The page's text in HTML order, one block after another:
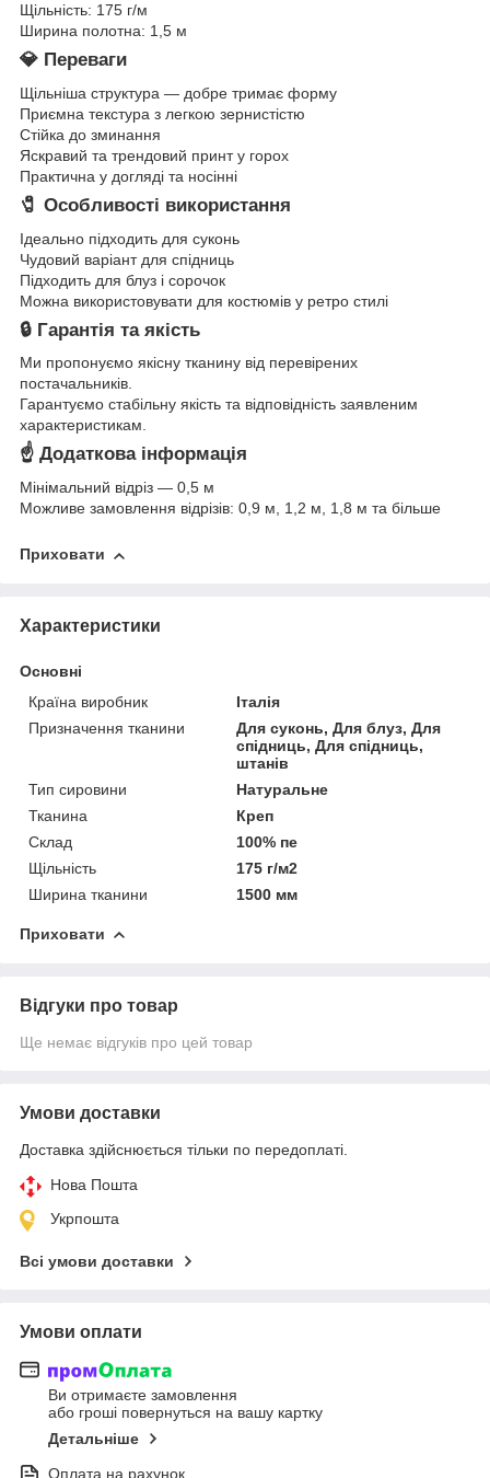
Щільність: 175 г/м
Ширина полотна: 1,5 м
💎 Переваги
Щільніша структура — добре тримає форму
Приємна текстура з легкою зернистістю
Стійка до зминання
Яскравий та трендовий принт у горох
Практична у догляді та носінні
🧷 Особливості використання
Ідеально підходить для суконь
Чудовий варіант для спідниць
Підходить для блуз і сорочок
Можна використовувати для костюмів у ретро стилі
🔒 Гарантія та якість
Ми пропонуємо якісну тканину від перевірених
постачальників.
Гарантуємо стабільну якість та відповідність заявленим
характеристикам.
☝ Додаткова інформація
Мінімальний відріз — 0,5 м
Можливе замовлення відрізів: 0,9 м, 1,2 м, 1,8 м та більше
Приховати
Характеристики
Основні
Країна виробник
Італія
Призначення тканини
Для суконь, Для блуз, Для
спідниць, Для спідниць,
штанів
Тип сировини
Натуральне
Тканина
Креп
Склад
100% пе
Щільність
175 г/м2
Ширина тканини
1500 мм
Приховати
Відгуки про товар
Ще немає відгуків про цей товар
Умови доставки
Доставка здійснюється тільки по передоплаті.
Нова Пошта
Укрпошта
Всі умови доставки
Умови оплати
Ви отримаєте замовлення
або гроші повернуться на вашу картку
Детальніше
Оплата на рахунок